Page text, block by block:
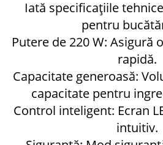
Iată specificațiile
pentru
Putere de 220 W: Asigură
rapidă.
Capacitate generoasă:
capacitate pentru
Control inteligent: Ecran
intuitiv.